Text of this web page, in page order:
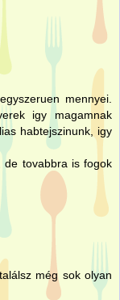
mennyei.
igy magamnak
habtejszinunk, igy
de tovabbra is fogok
még sok olyan